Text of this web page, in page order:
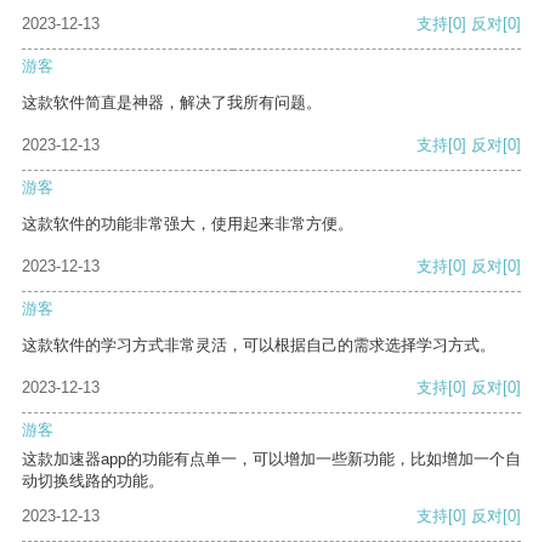
2023-12-13
支持[0] 反对[0]
游客
这款软件简直是神器，解决了我所有问题。
2023-12-13 支持[0] 反对[0]
游客
这款软件的功能非常强大，使用起来非常方便。
2023-12-13 支持[0] 反对[0]
游客
这款软件的学习方式非常灵活，可以根据自己的需求选择学习方式。
2023-12-13 支持[0] 反对[0]
游客
这款加速器app的功能有点单一，可以增加一些新功能，比如增加一个自
动切换线路的功能。
2023-12-13
支持[0] 反对[0]